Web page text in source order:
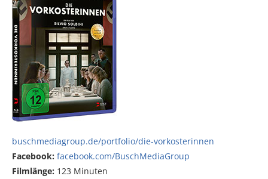
buschmediagroup.de/portfolio/die-vorkosterinnen
Facebook: facebook.com/BuschMediaGroup
Filmlänge: 123 Minuten